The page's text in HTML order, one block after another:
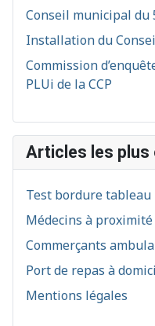
Conseil municipal du
Installation du
Commission
PLUi de la CCP
Articles les plus
Test bordure tableau
Médecins à proximité
Commerçants
Port de repas à
Mentions légales